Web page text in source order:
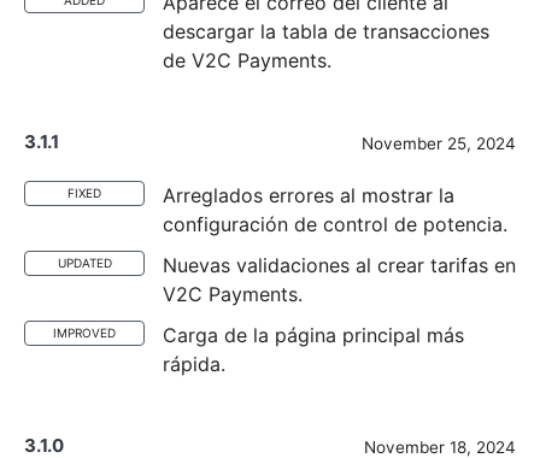
descargar la tabla de transacciones
de V2C Payments.
3.1.1 November 25, 2024
FIXED
Arreglados errores al mostrar la
configuración de control de potencia.
UPDATED
Nuevas validaciones al crear tarifas en
V2C Payments.
IMPROVED
Carga de la página principal más
rápida.
3.1.0 November 18, 2024